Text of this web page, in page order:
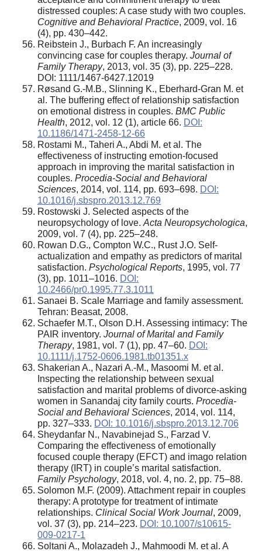
distressed couples: A case study with two couples.
Cognitive and Behavioral Practice, 2009, vol. 16
(4), pp. 430–442.
Reibstein J., Burbach F. An increasingly
convincing case for couples therapy. Journal of
Family Therapy, 2013, vol. 35 (3), pp. 225–228.
DOI: 1111/1467-6427.12019
Røsand G.-M.B., Slinning K., Eberhard-Gran M. et
al. The buffering effect of relationship satisfaction
on emotional distress in couples. BMC Public
Health, 2012, vol. 12 (1), article 66. DOI:
10.1186/1471-2458-12-66
Rostami M., Taheri A., Abdi M. et al. The
effectiveness of instructing emotion-focused
approach in improving the marital satisfaction in
couples. Procedia-Social and Behavioral
Sciences, 2014, vol. 114, pp. 693–698. DOI:
10.1016/j.sbspro.2013.12.769
Rostowski J. Selected aspects of the
neuropsychology of love. Acta Neuropsychologica,
2009, vol. 7 (4), pp. 225–248.
Rowan D.G., Compton W.C., Rust J.O. Self-
actualization and empathy as predictors of marital
satisfaction. Psychological Reports, 1995, vol. 77
(3), pp. 1011–1016. DOI:
10.2466/pr0.1995.77.3.1011
Sanaei B. Scale Marriage and family assessment.
Tehran: Beasat, 2008.
Schaefer M.T., Olson D.H. Assessing intimacy: The
PAIR inventory. Journal of Marital and Family
Therapy, 1981, vol. 7 (1), pp. 47–60. DOI:
10.1111/j.1752-0606.1981.tb01351.x
Shakerian A., Nazari A.-M., Masoomi M. et al.
Inspecting the relationship between sexual
satisfaction and marital problems of divorce-asking
women in Sanandaj сity family courts. Procedia-
Social and Behavioral Sciences, 2014, vol. 114,
pp. 327–333. DOI: 10.1016/j.sbspro.2013.12.706
Sheydanfar N., Navabinejad S., Farzad V.
Comparing the effectiveness of emotionally
focused couple therapy (EFCT) and imago relation
therapy (IRT) in couple’s marital satisfaction.
Family Psychology, 2018, vol. 4, no. 2, pp. 75–88.
Solomon M.F. (2009). Attachment repair in couples
therapy: A prototype for treatment of intimate
relationships. Clinical Social Work Journal, 2009,
vol. 37 (3), pp. 214–223. DOI: 10.1007/s10615-
009-0217-1
Soltani A., Molazadeh J., Mahmoodi M. et al. A